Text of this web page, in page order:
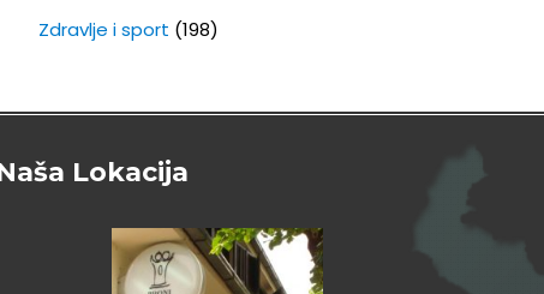
Zdravlje i sport (198)
Lokacija